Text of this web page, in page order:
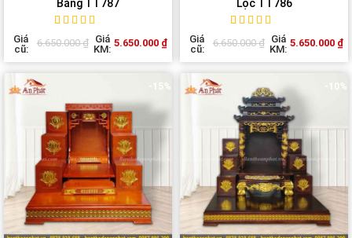
Bằng TT787
5 out of
5 based on
Giá
cũ:
6.650.000₫
Giá
KM:
5.650.000 ₫
Lộc TT786
5 out of
5 based on
Giá
cũ:
6.650.000₫
Giá
KM:
5.650.000 ₫
-15% -10%